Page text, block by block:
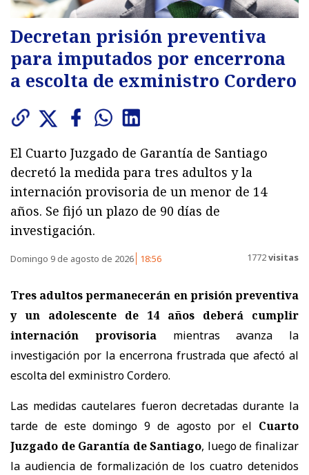
Decretan prisión preventiva
para imputados por encerrona
a escolta de exministro Cordero
El Cuarto Juzgado de Garantía de Santiago
decretó la medida para tres adultos y la
internación provisoria de un menor de 14
años. Se fijó un plazo de 90 días de
investigación.
Domingo 9 de agosto de 2026 18:56 1772visitas
Tres adultos permanecerán en prisión preventiva
y un adolescente de 14 años deberá cumplir
internación provisoriamientras avanza la
investigación por la encerrona frustrada que afectó al
escolta del exministro Cordero.
Las medidas cautelares fueron decretadas durante la
tarde de este domingo 9 de agosto por el Cuarto
Juzgado de Garantía de Santiago, luego de finalizar
la audiencia de formalización de los cuatro detenidos